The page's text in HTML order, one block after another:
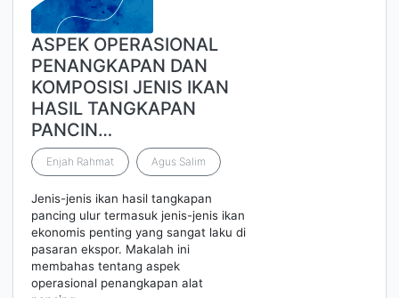
ASPEK OPERASIONAL
PENANGKAPAN DAN
KOMPOSISI JENIS IKAN
HASIL TANGKAPAN
PANCIN…
Enjah Rahmat Agus Salim
Jenis-jenis ikan hasil tangkapan
pancing ulur termasuk jenis-jenis ikan
ekonomis penting yang sangat laku di
pasaran ekspor. Makalah ini
membahas tentang aspek
operasional penangkapan alat